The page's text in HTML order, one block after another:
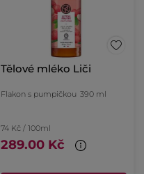
Tělové mléko Liči
Flakon s pumpičkou 390 ml
74 Kč / 100ml
289.00 Kč